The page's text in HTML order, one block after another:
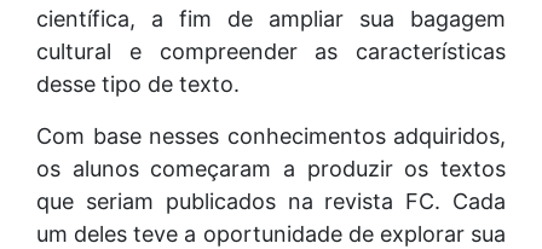
científica, a fim de ampliar sua bagagem
cultural e compreender as características
desse tipo de texto.
Com base nesses conhecimentos adquiridos,
os alunos começaram a produzir os textos
que seriam publicados na revista FC. Cada
um deles teve a oportunidade de explorar sua